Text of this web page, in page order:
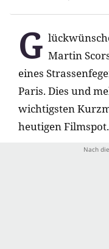
G Martin
eines
Paris. Dies und
wichtigsten
heutigen Filmspot.